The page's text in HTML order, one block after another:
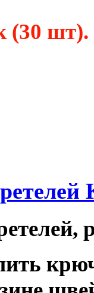
(30 шт).